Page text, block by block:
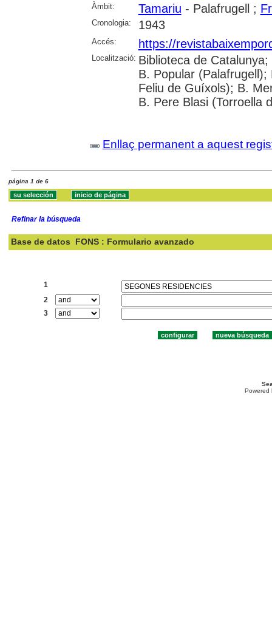
Àmbit: Tamariu - Palafrugell ;
Cronologia: 1943
Accés: https://
Localització: Biblioteca de
B. Popular
Feliu de Guíxols); B.
B. Pere Blasi (Torroella
Enllaç permanent a aquest
página 1 de 6
Refinar la búsqueda
Base de datos FONS : Formulario avanzado
1
2
3